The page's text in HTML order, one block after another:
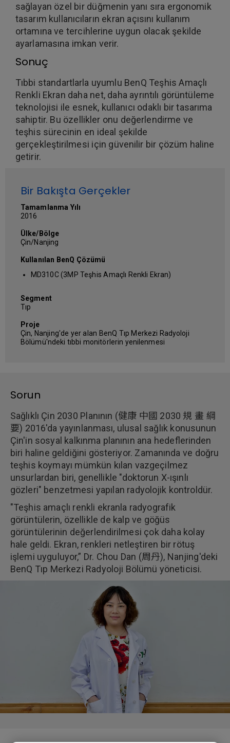
sağlayan özel bir düğmenin yanı sıra ergonomik
tasarım kullanıcıların ekran açısını kullanım
ortamına ve tercihlerine uygun olacak şekilde
ayarlamasına imkan verir.
Sonuç
Tıbbi standartlarla uyumlu BenQ Teşhis Amaçlı
Renkli Ekran daha net, daha ayrıntılı görüntüleme
teknolojisi ile esnek, kullanıcı odaklı bir tasarıma
sahiptir. Bu özellikler onu değerlendirme ve
teşhis sürecinin en ideal şekilde
gerçekleştirilmesi için güvenilir bir çözüm haline
getirir.
Bir Bakışta Gerçekler
Tamamlanma Yılı
2016
Ülke/Bölge
Çin/Nanjing
Kullanılan BenQ Çözümü
MD310C (3MP Teşhis Amaçlı Renkli Ekran)
Segment
Tıp
Proje
Çin, Nanjing'de yer alan BenQ Tıp Merkezi Radyoloji
Bölümü'ndeki tıbbi monitörlerin yenilenmesi
Sorun
Sağlıklı Çin 2030 Planının (健康 中國 2030 規 畫 綱
要) 2016'da yayınlanması, ulusal sağlık konusunun
Çin'in sosyal kalkınma planının ana hedeflerinden
biri haline geldiğini gösteriyor. Zamanında ve doğru
teşhis koymayı mümkün kılan vazgeçilmez
unsurlardan biri, genellikle "doktorun X-ışınlı
gözleri" benzetmesi yapılan radyolojik kontroldür.
"Teşhis amaçlı renkli ekranla radyografik
görüntülerin, özellikle de kalp ve göğüs
görüntülerinin değerlendirilmesi çok daha kolay
hale geldi. Ekran, renkleri netleştiren bir rötuş
işlemi uyguluyor,” Dr. Chou Dan (周丹), Nanjing'deki
BenQ Tıp Merkezi Radyoloji Bölümü yöneticisi.